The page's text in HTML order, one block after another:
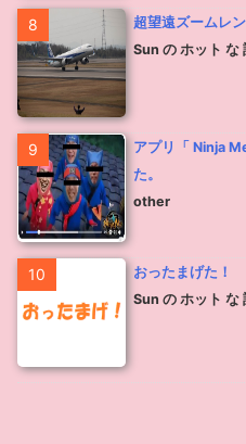
8
超望遠ズームレ
Sun の ホット な
9
アプリ「 Ninja
た。
other
10
おったまげた！
Sun の ホット な